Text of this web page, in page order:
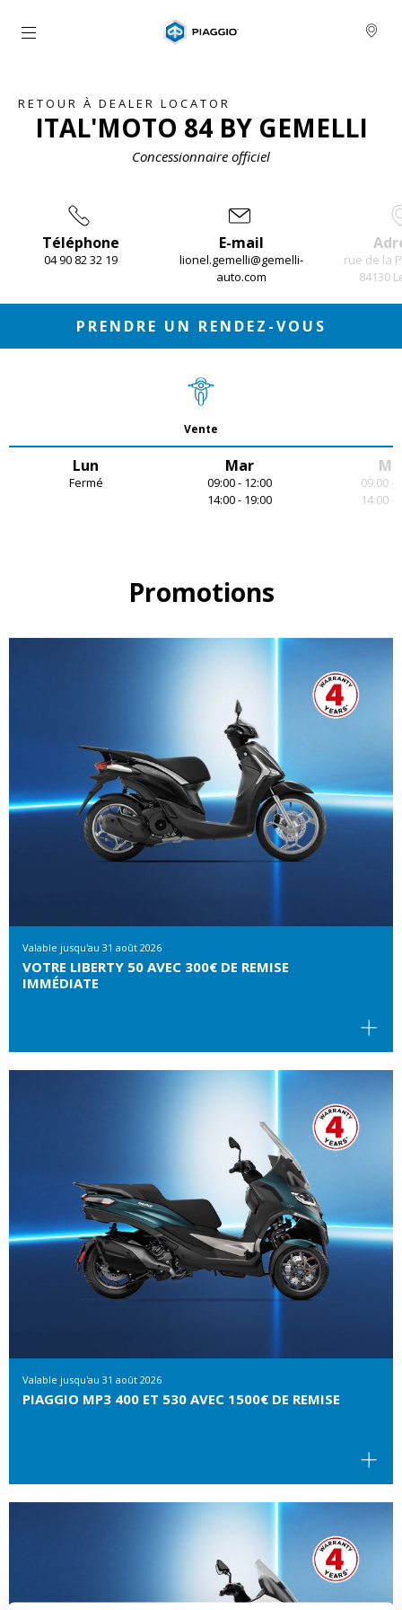
Aller au contenu principal
RETOUR À DEALER LOCATOR
ITAL'MOTO 84 BY GEMELLI
Concessionnaire officiel
Téléphone
04 90 82 32 19
E-mail
lionel.gemelli@gemelli-
auto.com
rue de la
84130
of
PRENDRE UN RENDEZ-VOUS
Vente
Lun
Fermé
Mar
09:00 - 12:00
14:00 - 19:00
09:00 -
14:00 -
Promotions
Valable jusqu'au 31 août 2026
VOTRE LIBERTY 50 AVEC 300€ DE REMISE
IMMÉDIATE
Valable jusqu'au 31 août 2026
PIAGGIO MP3 400 ET 530 AVEC 1500€ DE REMISE